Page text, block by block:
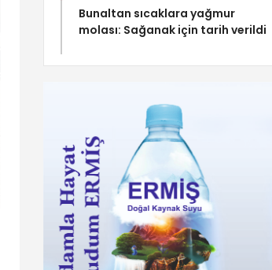
Bunaltan sıcaklara yağmur
molası: Sağanak için tarih verildi